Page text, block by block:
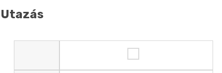
Utazás